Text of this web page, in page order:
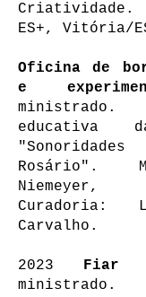
Criatividade.
ES+, Vitória/
Oficina de
e
ministrado.
educativa
Rosário".
Niemeyer,
Curadoria:
Carvalho.
2023 Fiar
ministrado.